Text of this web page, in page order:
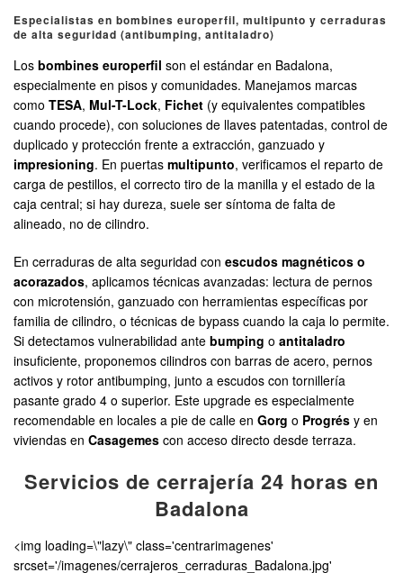
Especialistas en bombines europerfil, multipunto y cerraduras
de alta seguridad (antibumping, antitaladro)
Los bombines europerfil son el estándar en Badalona,
especialmente en pisos y comunidades. Manejamos marcas
como TESA, Mul-T-Lock, Fichet (y equivalentes compatibles
cuando procede), con soluciones de llaves patentadas, control de
duplicado y protección frente a extracción, ganzuado y
impresioning. En puertas multipunto, verificamos el reparto de
carga de pestillos, el correcto tiro de la manilla y el estado de la
caja central; si hay dureza, suele ser síntoma de falta de
alineado, no de cilindro.
En cerraduras de alta seguridad con escudos magnéticos o
acorazados, aplicamos técnicas avanzadas: lectura de pernos
con microtensión, ganzuado con herramientas específicas por
familia de cilindro, o técnicas de bypass cuando la caja lo permite.
Si detectamos vulnerabilidad ante bumping o antitaladro
insuficiente, proponemos cilindros con barras de acero, pernos
activos y rotor antibumping, junto a escudos con tornillería
pasante grado 4 o superior. Este upgrade es especialmente
recomendable en locales a pie de calle en Gorg o Progrés y en
viviendas en Casagemes con acceso directo desde terraza.
Servicios de cerrajería 24 horas en
Badalona
<img loading=\"lazy\" class='centrarimagenes'
srcset='/imagenes/cerrajeros_cerraduras_Badalona.jpg'